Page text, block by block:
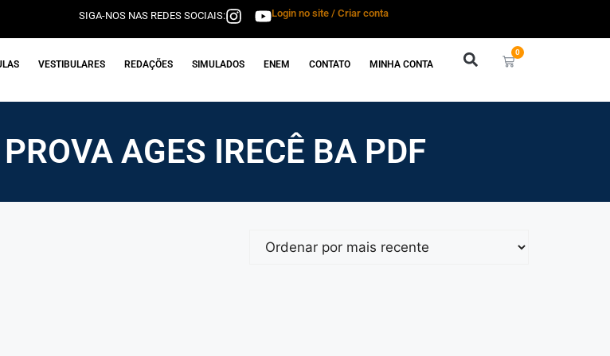
SIGA-NOS NAS REDES SOCIAIS: Login no site / Criar conta
VESTIBULARES REDAÇÕES SIMULADOS ENEM CONTATO MINHA CONTA
0
AGES IRECÊ BA PDF